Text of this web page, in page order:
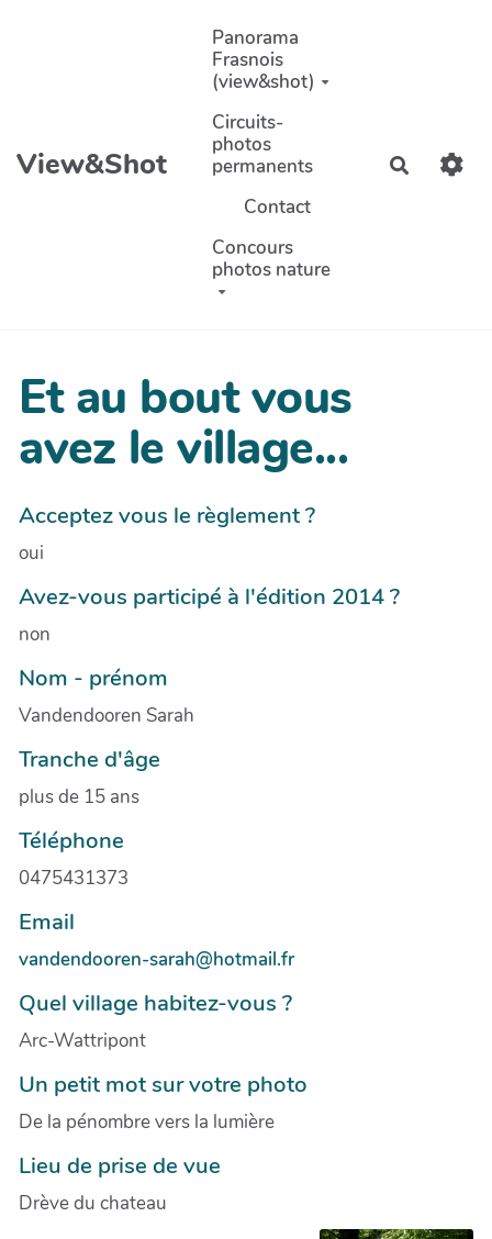
Aller au contenu principal
View&Shot
Panorama
Frasnois
(view&shot)
Circuits-
photos
permanents
Contact
Concours
photos nature
Et au bout vous
avez le village...
Acceptez vous le règlement ?
oui
Avez-vous participé à l'édition 2014 ?
non
Nom - prénom
Vandendooren Sarah
Tranche d'âge
plus de 15 ans
Téléphone
0475431373
Email
vandendooren-sarah@hotmail.fr
Quel village habitez-vous ?
Arc-Wattripont
Un petit mot sur votre photo
De la pénombre vers la lumière
Lieu de prise de vue
Drève du chateau